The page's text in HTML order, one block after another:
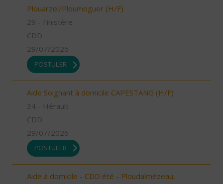
Plouarzel/Ploumoguer (H/F)
29 - Finistère
CDD
29/07/2026
POSTULER
Aide Soignant à domicile CAPESTANG (H/F)
34 - Hérault
CDD
29/07/2026
POSTULER
Aide à domicile - CDD été - Ploudalmézeau,